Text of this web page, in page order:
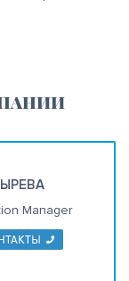
Manager